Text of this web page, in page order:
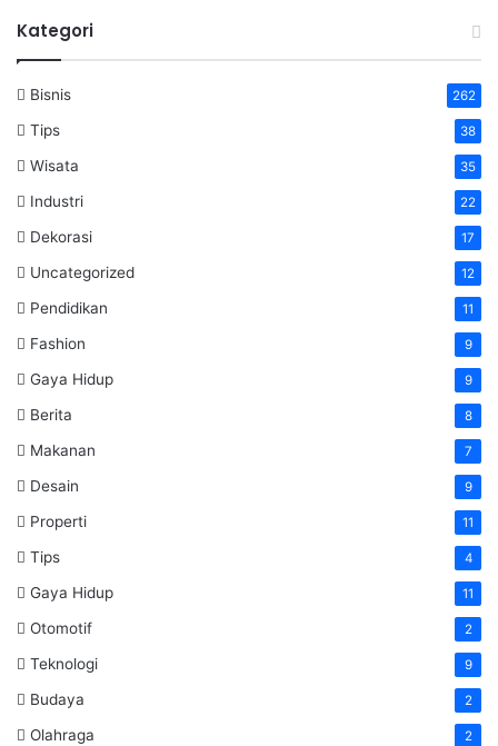
Kategori
Bisnis 262
Tips 38
Wisata 35
Industri 22
Dekorasi 17
Uncategorized 12
Pendidikan 11
Fashion 9
Gaya Hidup 9
Berita 8
Makanan 7
Desain 9
Properti 11
Tips 4
Gaya Hidup 11
Otomotif 2
Teknologi 9
Budaya 2
Olahraga 2